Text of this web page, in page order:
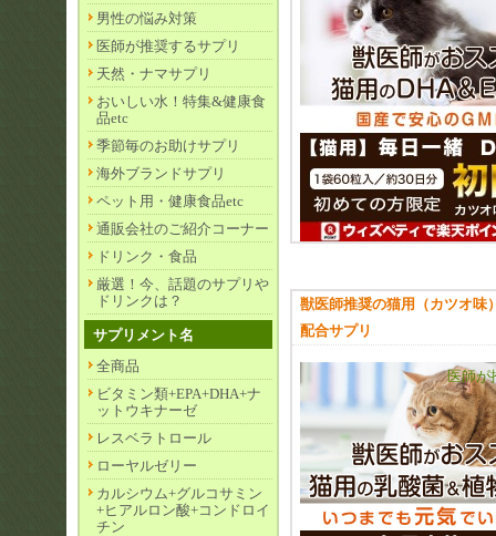
獣医師推奨の猫用（カツオ味
配合サプリ
医師が
男性の悩み対策
医師が推奨するサプリ
天然・ナマサプリ
おいしい水！特集&健康食
品etc
季節毎のお助けサプリ
海外ブランドサプリ
ペット用・健康食品etc
通販会社のご紹介コーナー
ドリンク・食品
厳選！今、話題のサプリや
ドリンクは？
サプリメント名
全商品
ビタミン類+EPA+DHA+ナ
ットウキナーゼ
レスベラトロール
ローヤルゼリー
カルシウム+グルコサミン
+ヒアルロン酸+コンドロイ
チン